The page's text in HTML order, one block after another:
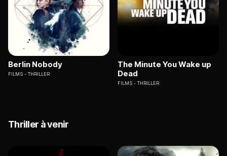
Berlin Nobody
FILMS THRILLER
The Minute You Wake up
Dead
FILMS THRILLER
Thriller à venir